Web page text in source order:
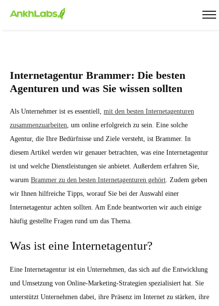
Internetagentur Brammer: Die besten
Agenturen und was Sie wissen sollten
Als Unternehmer ist es essentiell, mit den besten Internetagenturen
zusammenzuarbeiten, um online erfolgreich zu sein. Eine solche
Agentur, die Ihre Bedürfnisse und Ziele versteht, ist Brammer. In
diesem Artikel werden wir genauer betrachten, was eine Internetagentur
ist und welche Dienstleistungen sie anbietet. Außerdem erfahren Sie,
warum Brammer zu den besten Internetagenturen gehört. Zudem geben
wir Ihnen hilfreiche Tipps, worauf Sie bei der Auswahl einer
Internetagentur achten sollten. Am Ende beantworten wir auch einige
häufig gestellte Fragen rund um das Thema.
Was ist eine Internetagentur?
Eine Internetagentur ist ein Unternehmen, das sich auf die Entwicklung
und Umsetzung von Online-Marketing-Strategien spezialisiert hat. Sie
unterstützt Unternehmen dabei, ihre Präsenz im Internet zu stärken, ihre